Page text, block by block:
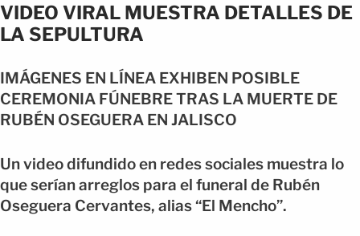
VIDEO VIRAL MUESTRA DETALLES DE
LA SEPULTURA
IMÁGENES EN LÍNEA EXHIBEN POSIBLE
CEREMONIA FÚNEBRE TRAS LA MUERTE DE
RUBÉN OSEGUERA EN JALISCO
Un video difundido en redes sociales muestra lo
que serían arreglos para el funeral de Rubén
Oseguera Cervantes, alias “El Mencho”.